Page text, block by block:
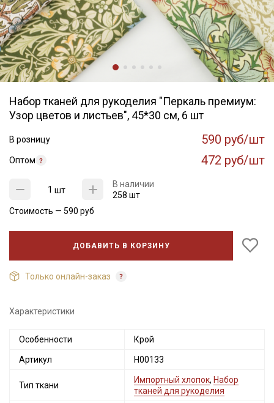
Набор тканей для рукоделия "Перкаль премиум:
Узор цветов и листьев", 45*30 см, 6 шт
В розницу 590 руб/шт
Оптом 472 руб/шт
шт
В наличии
258 шт
Стоимость — 590 руб
ДОБАВИТЬ В КОРЗИНУ
Только онлайн-заказ
Характеристики
Особенности Крой
Артикул Н00133
Тип ткани
Импортный хлопок, Набор
тканей для рукоделия